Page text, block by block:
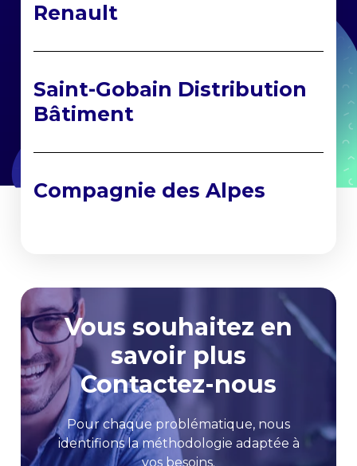
Renault
Saint-Gobain Distribution
Bâtiment
Compagnie des Alpes
Vous souhaitez en
savoir plus
Contactez-nous
Pour chaque problématique, nous
identifions la méthodologie adaptée à
vos besoins.